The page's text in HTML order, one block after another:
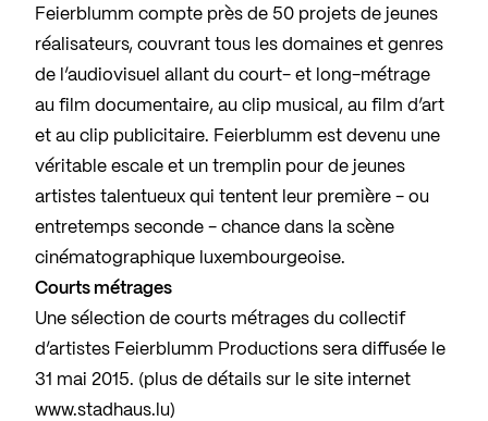
Feierblumm compte près de 50 projets de jeunes
réalisateurs, couvrant tous les domaines et genres
de l’audiovisuel allant du court- et long-métrage
au film documentaire, au clip musical, au film d’art
et au clip publicitaire. Feierblumm est devenu une
véritable escale et un tremplin pour de jeunes
artistes talentueux qui tentent leur première - ou
entretemps seconde - chance dans la scène
cinématographique luxembourgeoise.
Courts métrages
Une sélection de courts métrages du collectif
d’artistes Feierblumm Productions sera diffusée le
31 mai 2015. (plus de détails sur le site internet
www.stadhaus.lu)